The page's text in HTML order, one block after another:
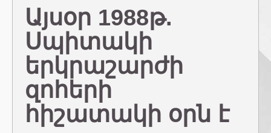
Այսօր 1988թ.
Սպիտակի
երկրաշարժի
զոհերի
հիշատակի օրն է